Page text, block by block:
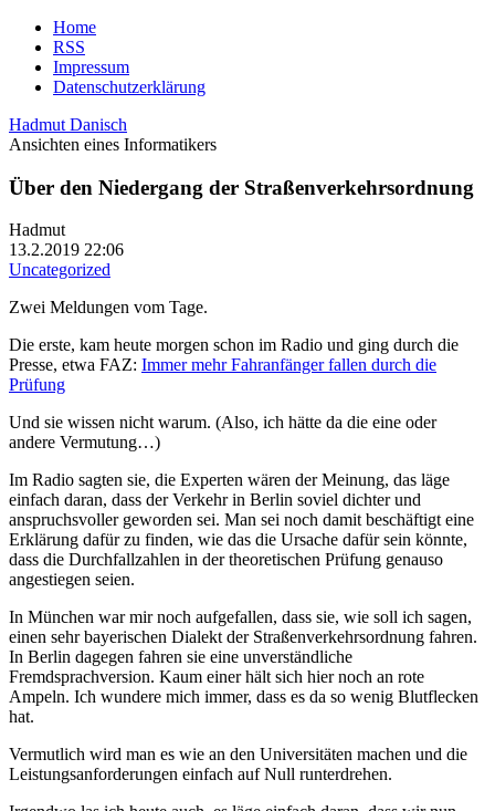
Home
RSS
Impressum
Datenschutzerklärung
Hadmut Danisch
Ansichten eines Informatikers
Über den Niedergang der Straßenverkehrsordnung
Hadmut
13.2.2019 22:06
Uncategorized
Zwei Meldungen vom Tage.
Die erste, kam heute morgen schon im Radio und ging durch die
Presse, etwa FAZ: Immer mehr Fahranfänger fallen durch die
Prüfung
Und sie wissen nicht warum. (Also, ich hätte da die eine oder
andere Vermutung…)
Im Radio sagten sie, die Experten wären der Meinung, das läge
einfach daran, dass der Verkehr in Berlin soviel dichter und
anspruchsvoller geworden sei. Man sei noch damit beschäftigt eine
Erklärung dafür zu finden, wie das die Ursache dafür sein könnte,
dass die Durchfallzahlen in der theoretischen Prüfung genauso
angestiegen seien.
In München war mir noch aufgefallen, dass sie, wie soll ich sagen,
einen sehr bayerischen Dialekt der Straßenverkehrsordnung fahren.
In Berlin dagegen fahren sie eine unverständliche
Fremdsprachversion. Kaum einer hält sich hier noch an rote
Ampeln. Ich wundere mich immer, dass es da so wenig Blutflecken
hat.
Vermutlich wird man es wie an den Universitäten machen und die
Leistungsanforderungen einfach auf Null runterdrehen.